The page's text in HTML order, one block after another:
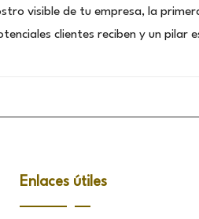
visible de tu empresa, la
clientes reciben y un pilar
Enlaces útiles